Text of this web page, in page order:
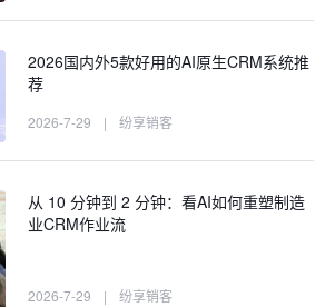
2026国内外5款好用的AI原生CRM系统推
荐
2026-7-29 | 纷享销客
从 10 分钟到 2 分钟：看AI如何重塑制造
业CRM作业流
2026-7-29 | 纷享销客